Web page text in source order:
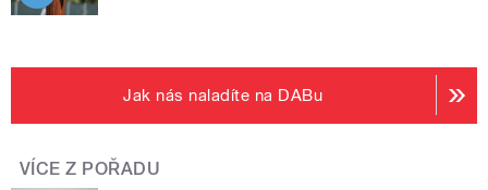
Jak nás naladíte na DABu
VÍCE Z POŘADU